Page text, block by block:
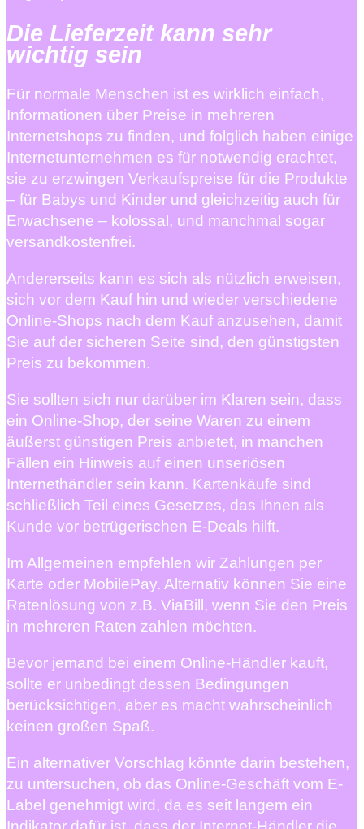
Die Lieferzeit kann sehr
wichtig sein
Für normale Menschen ist es wirklich einfach,
Informationen über Preise in mehreren
Internetshops zu finden, und folglich haben einige
Internetunternehmen es für notwendig erachtet,
sie zu erzwingen Verkaufspreise für die Produkte
– für Babys und Kinder und gleichzeitig auch für
Erwachsene – kolossal, und manchmal sogar
versandkostenfrei.
Andererseits kann es sich als nützlich erweisen,
sich vor dem Kauf hin und wieder verschiedene
Online-Shops nach dem Kauf anzusehen, damit
Sie auf der sicheren Seite sind, den günstigsten
Preis zu bekommen.
Sie sollten sich nur darüber im Klaren sein, dass
ein Online-Shop, der seine Waren zu einem
äußerst günstigen Preis anbietet, in manchen
Fällen ein Hinweis auf einen unseriösen
Internethändler sein kann. Kartenkäufe sind
schließlich Teil eines Gesetzes, das Ihnen als
Kunde vor betrügerischen E-Deals hilft.
Im Allgemeinen empfehlen wir Zahlungen per
Karte oder MobilePay. Alternativ können Sie eine
Ratenlösung von z.B. ViaBill, wenn Sie den Preis
in mehreren Raten zahlen möchten.
Bevor jemand bei einem Online-Händler kauft,
sollte er unbedingt dessen Bedingungen
berücksichtigen, aber es macht wahrscheinlich
keinen großen Spaß.
Ein alternativer Vorschlag könnte darin bestehen,
zu untersuchen, ob das Online-Geschäft vom E-
Label genehmigt wird, da es seit langem ein